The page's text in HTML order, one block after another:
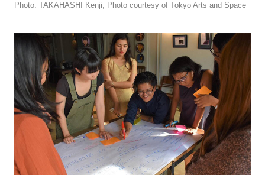
Photo: TAKAHASHI Kenji, Photo courtesy of Tokyo Arts and Space